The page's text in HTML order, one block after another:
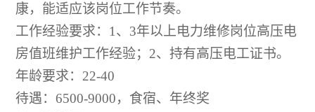
康，能适应该岗位工作节奏。
工作经验要求： 1、3年以上电力维修岗位高压电
房值班维护工作经验；2、持有高压电工证书。
年龄要求：22-40
待遇：6500-9000，食宿、年终奖